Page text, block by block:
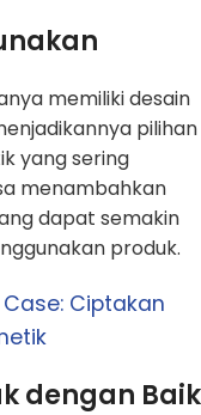
memiliki desain
pilihan
yang sering
menambahkan
dapat semakin
produk.
Ciptakan
dengan Baik